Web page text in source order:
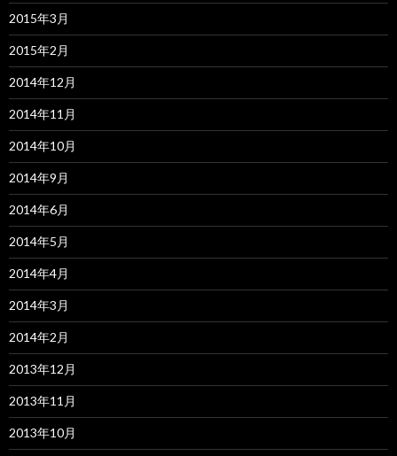
2015年3月
2015年2月
2014年12月
2014年11月
2014年10月
2014年9月
2014年6月
2014年5月
2014年4月
2014年3月
2014年2月
2013年12月
2013年11月
2013年10月